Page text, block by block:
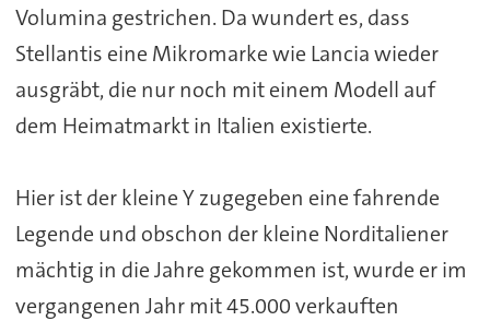
Volumina gestrichen. Da wundert es, dass
Stellantis eine Mikromarke wie Lancia wieder
ausgräbt, die nur noch mit einem Modell auf
dem Heimatmarkt in Italien existierte.
Hier ist der kleine Y zugegeben eine fahrende
Legende und obschon der kleine Norditaliener
mächtig in die Jahre gekommen ist, wurde er im
vergangenen Jahr mit 45.000 verkauften